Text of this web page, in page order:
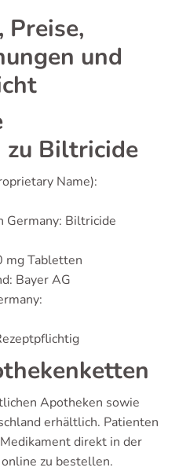
und
zu Biltricide
Name):
Germany: Biltricide
mg Tabletten
Bayer AG
Apotheken sowie
erhältlich. Patienten
direkt in der
zu bestellen.